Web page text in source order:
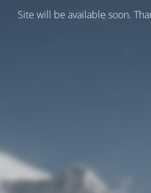
Site will be available soon.